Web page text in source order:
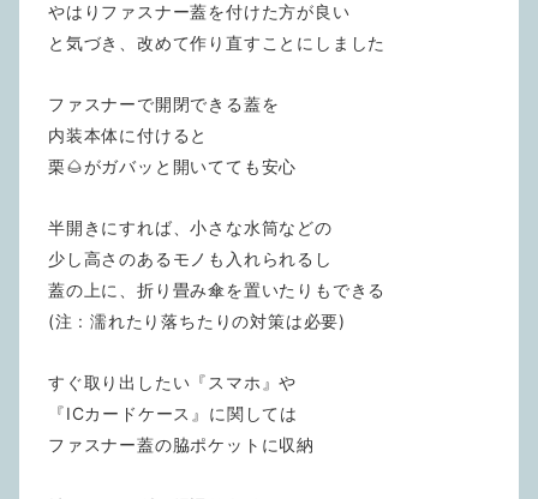
やはりファスナー蓋を付けた方が良い
と気づき、改めて作り直すことにしました
ファスナーで開閉できる蓋を
内装本体に付けると
栗🌰がガバッと開いてても安心
半開きにすれば、小さな水筒などの
少し高さのあるモノも入れられるし
蓋の上に、折り畳み傘を置いたりもできる
(注 : 濡れたり落ちたりの対策は必要)
すぐ取り出したい『スマホ』や
『ICカードケース』に関しては
ファスナー蓋の脇ポケットに収納